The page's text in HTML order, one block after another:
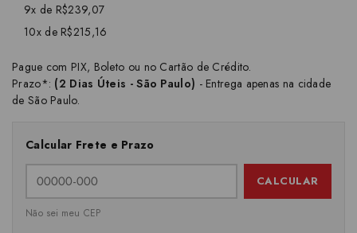
9x de R$239,07
10x de R$215,16
Pague com PIX, Boleto ou no Cartão de Crédito.
Prazo*: (2 Dias Úteis - São Paulo) - Entrega apenas na cidade
de São Paulo.
Calcular Frete e Prazo
CALCULAR
Não sei meu CEP